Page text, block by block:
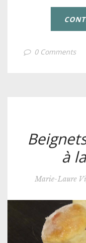
0 Comments
à
Marie-Laure